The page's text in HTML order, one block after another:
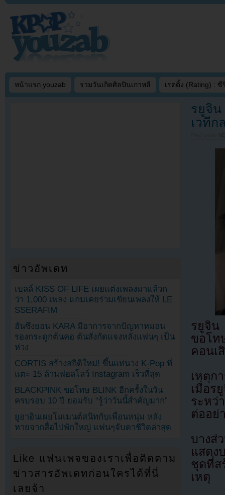
หน้าแรก youzab รวมวันเกิดศิลปินเกาหลี เรตติ้ง (Rating) : ซี
รยูจิ
เวทีก
รยูจิน
ขอโ
คอนเ
เหตุก
เมื่อร
ระหว่
ต่ออย่
บางส่
แสดง
ชุดที่ส
เหตุ
ข่าวอัพเดท
เบลล์ KISS OF LIFE เผยแต่งเพลงมาแล้วก
ว่า 1,000 เพลง แถมเคยร่วมเขียนเพลงให้ LE
SSERAFIM
ฮันซึงยอน KARA มีอาการจากปัญหาหมอน
รองกระดูกต้นคอ ต้นสังกัดแจงหลังแฟนๆ เป็น
ห่วง
CORTIS สร้างสถิติใหม่! ขึ้นแท่นวง K-Pop ที่
แตะ 15 ล้านฟอลโลว์ Instagram เร็วที่สุด
BLACKPINK ขอโทษ BLINK อีกครั้งในวัน
ครบรอบ 10 ปี ยอมรับ “รู้ว่าวันนี้สำคัญมาก”
ยูอาอินเผยโมเมนต์สนิทกับเพื่อนหนุ่ม หลัง
หายจากสื่อไปพักใหญ่ แฟนๆจับตาชีวิตล่าสุด
Like แฟนเพจของเราเพื่อติดตาม
ข่าวสารอัพเดทก่อนใครได้ที่นี่
เลยจ้า